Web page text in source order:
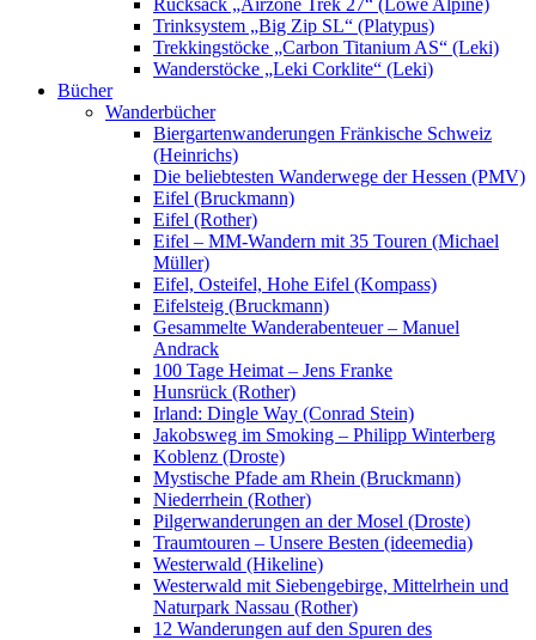
Rucksack „Airzone Trek 27“ (Lowe Alpine)
Trinksystem „Big Zip SL“ (Platypus)
Trekkingstöcke „Carbon Titanium AS“ (Leki)
Wanderstöcke „Leki Corklite“ (Leki)
Bücher
Wanderbücher
Biergartenwanderungen Fränkische Schweiz
(Heinrichs)
Die beliebtesten Wanderwege der Hessen (PMV)
Eifel (Bruckmann)
Eifel (Rother)
Eifel – MM-Wandern mit 35 Touren (Michael
Müller)
Eifel, Osteifel, Hohe Eifel (Kompass)
Eifelsteig (Bruckmann)
Gesammelte Wanderabenteuer – Manuel
Andrack
100 Tage Heimat – Jens Franke
Hunsrück (Rother)
Irland: Dingle Way (Conrad Stein)
Jakobsweg im Smoking – Philipp Winterberg
Koblenz (Droste)
Mystische Pfade am Rhein (Bruckmann)
Niederrhein (Rother)
Pilgerwanderungen an der Mosel (Droste)
Traumtouren – Unsere Besten (ideemedia)
Westerwald (Hikeline)
Westerwald mit Siebengebirge, Mittelrhein und
Naturpark Nassau (Rother)
12 Wanderungen auf den Spuren des